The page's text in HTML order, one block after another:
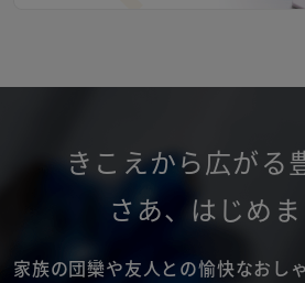
きこえから広がる
さあ、 はじめ
家族の団欒や友人との愉快なおしゃ